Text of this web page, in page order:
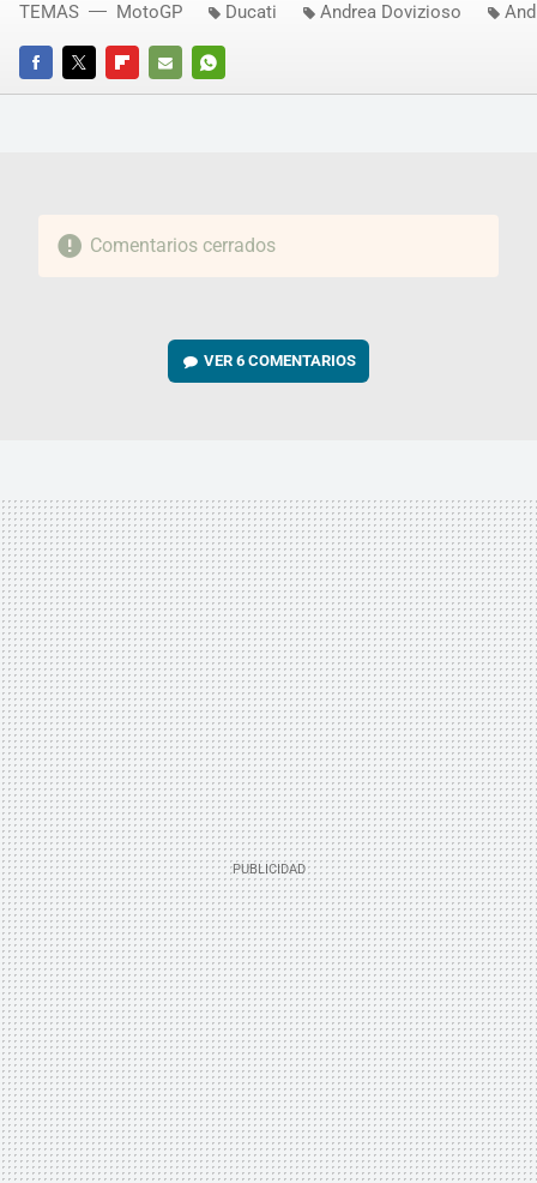
FACEBOOKTWITTERFLIPBOARD
E-
WHATSAPP
TEMAS MotoGP Ducati Andrea Dovizioso
Comentarios cerrados
VER6 COMENTARIOS